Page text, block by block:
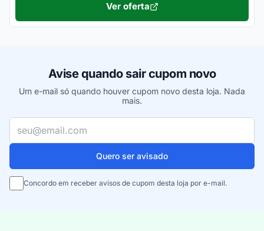
Ver oferta
Avise quando sair cupom novo
Um e-mail só quando houver cupom novo desta loja. Nada
mais.
Quero ser avisado
Concordo em receber avisos de cupom desta loja por e-mail.